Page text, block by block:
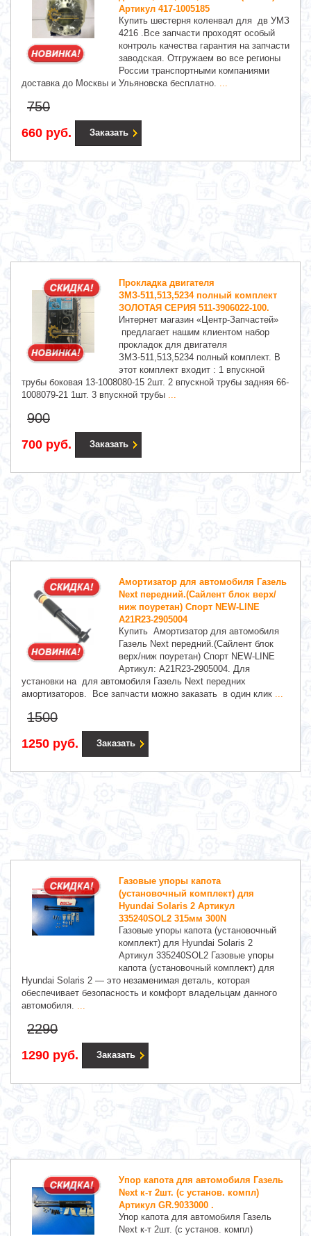
Артикул 417-1005185
Купить шестерня коленвал для дв УМЗ
4216 .Все запчасти проходят особый
контроль качества гарантия на запчасти
заводская. Отгружаем во все регионы
России транспортными компаниями
доставка до Москвы и Ульяновска бесплатно. ...
750
660 руб. Заказать
Прокладка двигателя
ЗМЗ-511,513,5234 полный комплект
ЗОЛОТАЯ СЕРИЯ 511-3906022-100.
Интернет магазин «Центр-Запчастей»
предлагает нашим клиентом набор
прокладок для двигателя
ЗМЗ-511,513,5234 полный комплект. В
этот комплект входит : 1 впускной
трубы боковая 13-1008080-15 2шт. 2 впускной трубы задняя 66-
1008079-21 1шт. 3 впускной трубы ...
900
700 руб. Заказать
Амортизатор для автомобиля Газель
Next передний.(Сайлент блок верх/
ниж поуретан) Спорт NEW-LINE
A21R23-2905004
Купить Амортизатор для автомобиля
Газель Next передний.(Сайлент блок
верх/ниж поуретан) Спорт NEW-LINE
Артикул: A21R23-2905004. Для
установки на для автомобиля Газель Next передних
амортизаторов. Все запчасти можно заказать в один клик ...
1500
1250 руб. Заказать
Газовые упоры капота
(установочный комплект) для
Hyundai Solaris 2 Артикул
335240SOL2 315мм 300N
Газовые упоры капота (установочный
комплект) для Hyundai Solaris 2
Артикул 335240SOL2 Газовые упоры
капота (установочный комплект) для
Hyundai Solaris 2 — это незаменимая деталь, которая
обеспечивает безопасность и комфорт владельцам данного
автомобиля. ...
2290
1290 руб. Заказать
Упор капота для автомобиля Газель
Next к-т 2шт. (с установ. компл)
Артикул GR.9033000 .
Упор капота для автомобиля Газель
Next к-т 2шт. (с установ. компл)